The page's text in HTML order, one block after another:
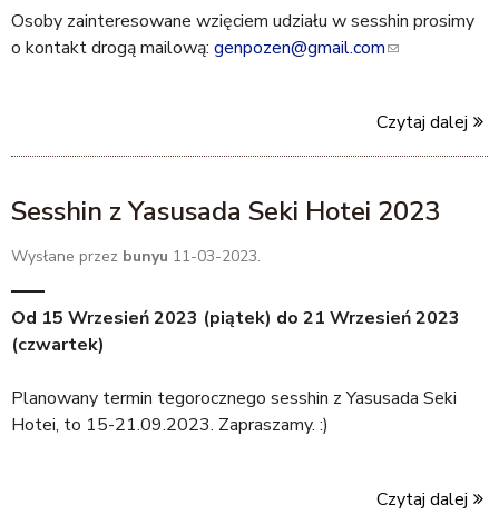
Osoby zainteresowane wzięciem udziału w sesshin prosimy
o kontakt drogą mailową: genpozen@gmail.com(
n
k
e
e
a
Czytaj dalej
Sesshin z Yasusada Seki Hotei 2023
Wysłane przez bunyu 11-03-2023.
Od 15 Wrzesień 2023 (piątek) do 21 Wrzesień 2023
(czwartek)
Planowany termin tegorocznego sesshin z Yasusada Seki
Hotei, to 15-21.09.2023. Zapraszamy. :)
Czytaj dalej